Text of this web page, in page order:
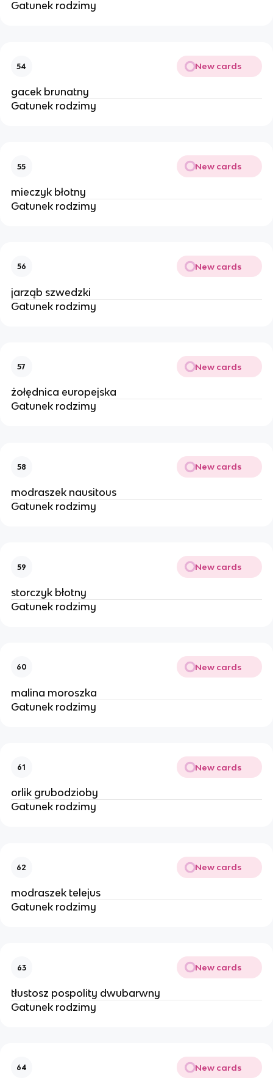
Gatunek rodzimy
54 New cards
gacek brunatny
Gatunek rodzimy
55 New cards
mieczyk błotny
Gatunek rodzimy
56 New cards
jarząb szwedzki
Gatunek rodzimy
57 New cards
żołędnica europejska
Gatunek rodzimy
58 New cards
modraszek nausitous
Gatunek rodzimy
59 New cards
storczyk błotny
Gatunek rodzimy
60 New cards
malina moroszka
Gatunek rodzimy
61 New cards
orlik grubodzioby
Gatunek rodzimy
62 New cards
modraszek telejus
Gatunek rodzimy
63 New cards
tłustosz pospolity dwubarwny
Gatunek rodzimy
64 New cards